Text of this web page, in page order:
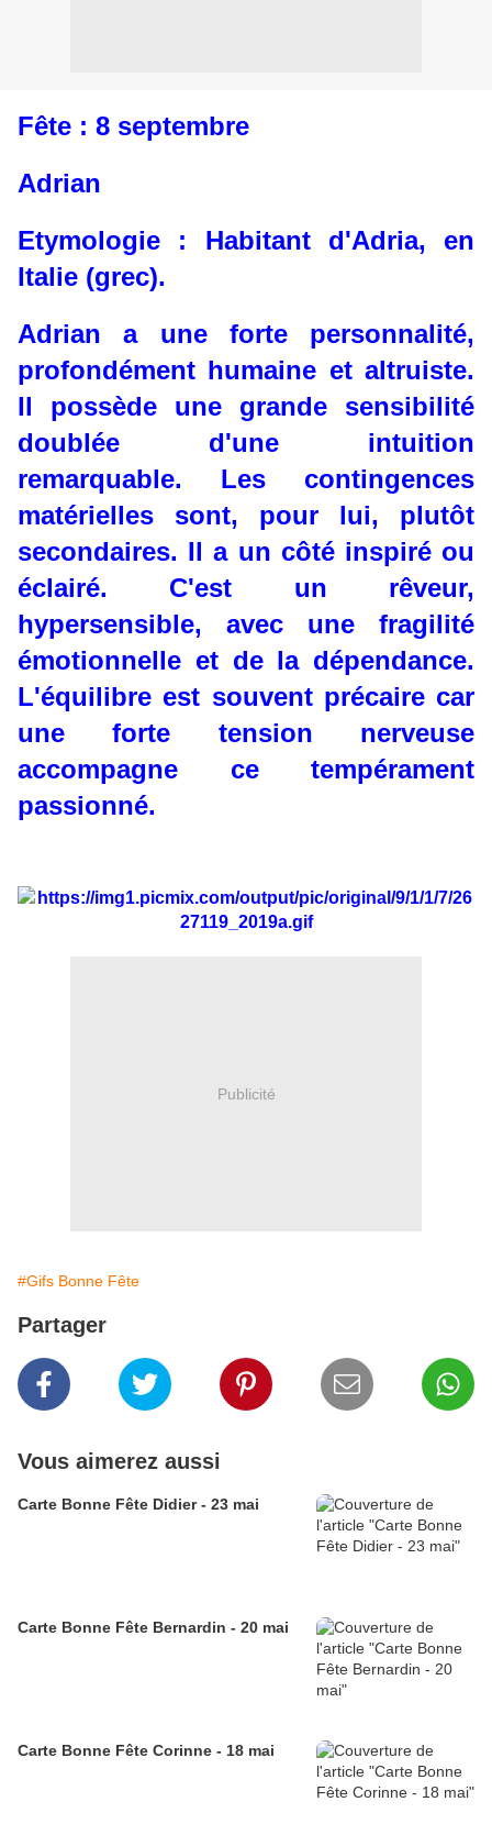
Fête : 8 septembre
Adrian
Etymologie : Habitant d'Adria, en
Italie (grec).
Adrian a une forte personnalité,
profondément humaine et altruiste.
Il possède une grande sensibilité
doublée d'une intuition
remarquable. Les contingences
matérielles sont, pour lui, plutôt
secondaires. Il a un côté inspiré ou
éclairé. C'est un rêveur,
hypersensible, avec une fragilité
émotionnelle et de la dépendance.
L'équilibre est souvent précaire car
une forte tension nerveuse
accompagne ce tempérament
passionné.
Publicité
#Gifs Bonne Fête
Partager
Vous aimerez aussi
Carte Bonne Fête Didier - 23 mai
Carte Bonne Fête Bernardin - 20 mai
Carte Bonne Fête Corinne - 18 mai